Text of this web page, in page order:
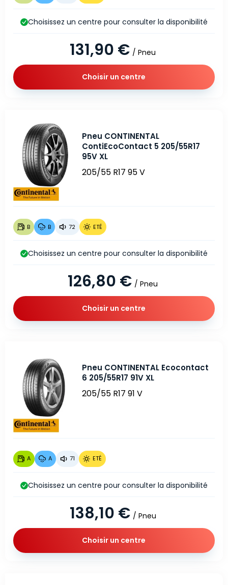
131,90 € / Pneu
Choisissez un centre pour consulter la disponibilité
Choisir un centre
Pneu CONTINENTAL
ContiEcoContact 5 205/55R17
95V XL
205/55 R17 95 V
B B 72 ETÉ
126,80 € / Pneu
Choisissez un centre pour consulter la disponibilité
Choisir un centre
Pneu CONTINENTAL Ecocontact
6 205/55R17 91V XL
205/55 R17 91 V
A A 71 ETÉ
138,10 € / Pneu
Choisissez un centre pour consulter la disponibilité
Choisir un centre